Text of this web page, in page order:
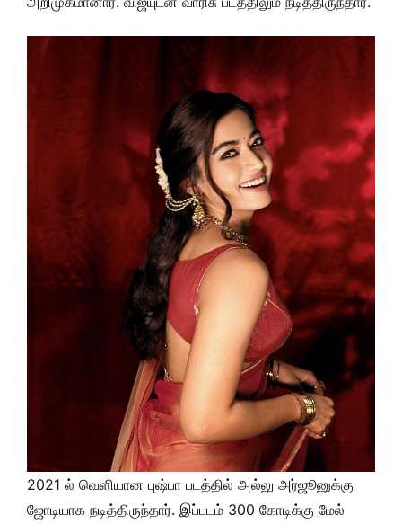
2021 ல் வெளியான புஷ்பா படத்தில் அல்லு அர்ஜூனுக்கு
ஜோடியாக நடித்திருந்தார். இப்படம் 300 கோடிக்கு மேல்